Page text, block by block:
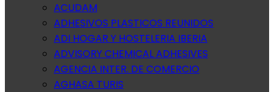
ACUDAM
ADHESIVOS PLASTICOS REUNIDOS
ADI HOGAR Y HOSTELERIA IBERIA
ADVISORY CHEMICAL ADHESIVES
AGENCIA INTER. DE COMERCIO
AGHASA TURIS